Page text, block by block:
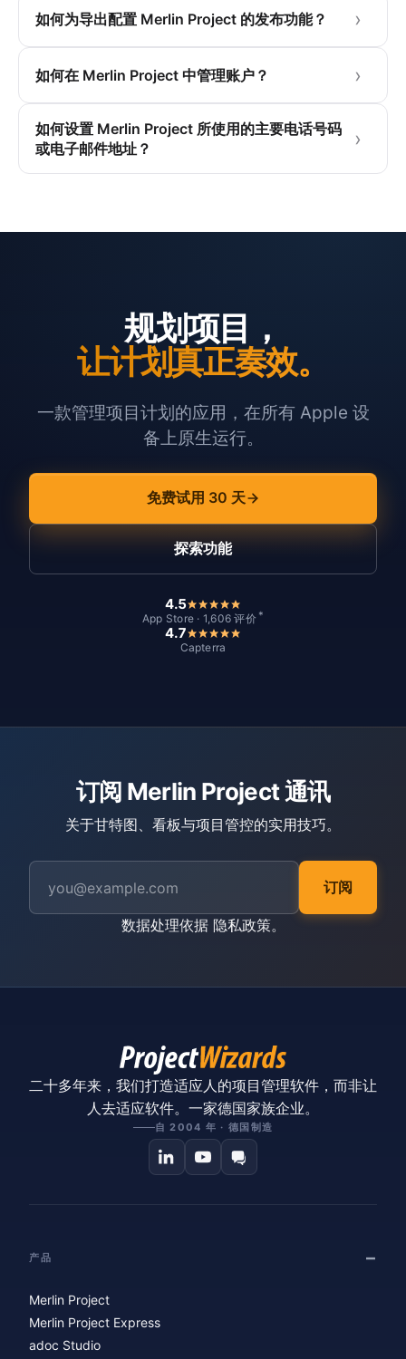
如何为导出配置 Merlin Project 的发布功能？
如何在 Merlin Project 中管理账户？
如何设置 Merlin Project 所使用的主要电话号码
或电子邮件地址？
规划项目，
让计划真正奏效。
一款管理项目计划的应用，在所有 Apple 设
备上原生运行。
免费试用 30 天
探索功能
4.5
App Store · 1,606 评价 *
4.7
Capterra
订阅 Merlin Project 通讯
关于甘特图、看板与项目管控的实用技巧。
订阅
数据处理依据 隐私政策。
二十多年来，我们打造适应人的项目管理软件，而非让
人去适应软件。一家德国家族企业。
自 2004 年 · 德国制造
产品
Merlin Project
Merlin Project Express
adoc Studio